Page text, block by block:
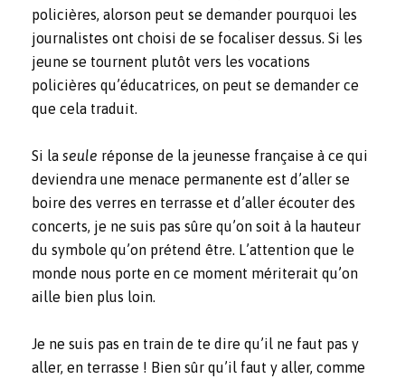
policières, alorson peut se demander pourquoi les
journalistes ont choisi de se focaliser dessus. Si les
jeune se tournent plutôt vers les vocations
policières qu’éducatrices, on peut se demander ce
que cela traduit.
Si la seule réponse de la jeunesse française à ce qui
deviendra une menace permanente est d’aller se
boire des verres en terrasse et d’aller écouter des
concerts, je ne suis pas sûre qu’on soit à la hauteur
du symbole qu’on prétend être. L’attention que le
monde nous porte en ce moment mériterait qu’on
aille bien plus loin.
Je ne suis pas en train de te dire qu’il ne faut pas y
aller, en terrasse ! Bien sûr qu’il faut y aller, comme